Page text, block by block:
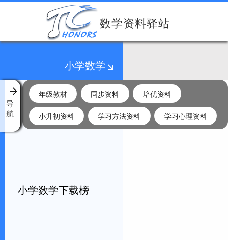
数学资料驿站
小学数学
导
航
年级教材 同步资料 培优资料
小升初资料 学习方法资料 学习心理资料
小学数学下载榜